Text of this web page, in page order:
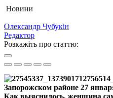
Новини
Олександр Чубукін
Редактор
Розкажіть про статтю:
Запорожском районе 27
Как выяснилось, женщина